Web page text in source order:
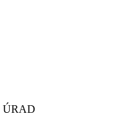
ÚRAD